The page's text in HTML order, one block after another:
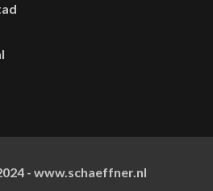
- www.schaeffner.nl